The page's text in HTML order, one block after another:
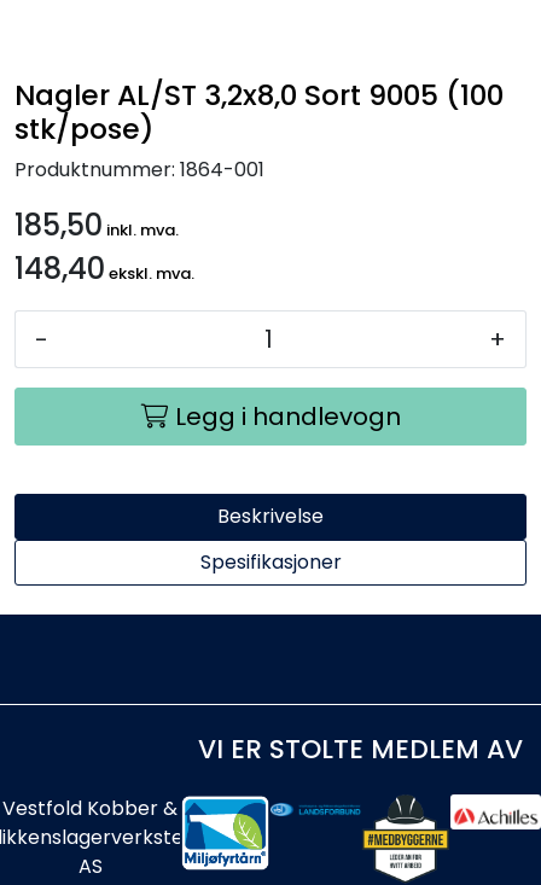
Nagler AL/ST 3,2x8,0 Sort 9005 (100
stk/pose)
Produktnummer: 1864-001
185,50 inkl. mva.
148,40 ekskl. mva.
- +
Legg i handlevogn
Beskrivelse
Spesifikasjoner
VI ER STOLTE MEDLEM AV
Vestfold Kobber &
AS